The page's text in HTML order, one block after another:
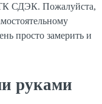
ТК СДЭК. Пожалуйста,
просто замерить и
руками